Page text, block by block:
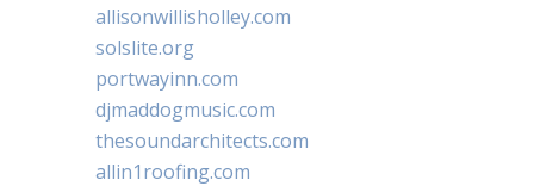
allisonwillisholley.com
solslite.org
portwayinn.com
djmaddogmusic.com
thesoundarchitects.com
allin1roofing.com